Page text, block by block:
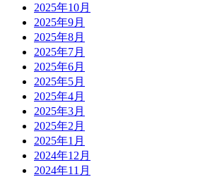
2025年10月
2025年9月
2025年8月
2025年7月
2025年6月
2025年5月
2025年4月
2025年3月
2025年2月
2025年1月
2024年12月
2024年11月